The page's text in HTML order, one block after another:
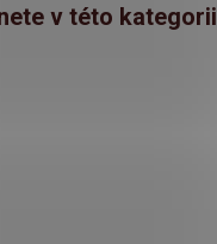
v této kategorii